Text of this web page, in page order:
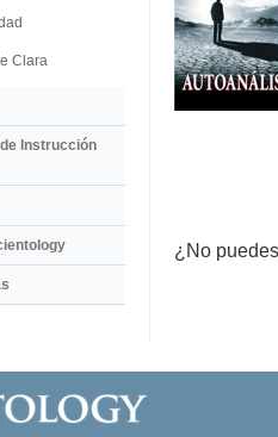
¿No
Clara
Instrucción